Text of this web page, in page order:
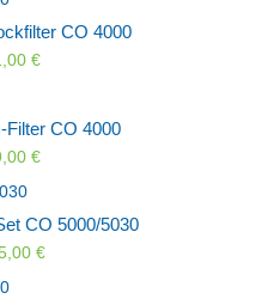
CO 4000
€
Filter CO 4000
€
CO 5000/5030
€